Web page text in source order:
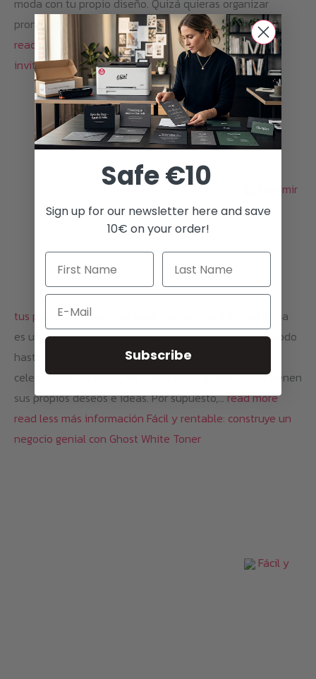
moda con tu propio diseño. Quizá quieras organizar
pronto una despedida…read more
read less
más informaciónImprimir tus propias
invitaciones para bodas
Imprimir
tus propias invitaciones para bodas
Una boda
es una ocasión muy especial para la que se prepara todo
hasta el más mínimo detalle. El vestido, el lugar de
celebración, las flores, etc. Cada novio y cada novia tienen
sus propios deseos e ideas. Por supuesto,…read more
read less más información Fácil y rentable: construye un
negocio genial con Ghost White Toner
Fácil y
Safe €10
Sign up for our newsletter here and save
10€ on your order!
Email
Subscribe